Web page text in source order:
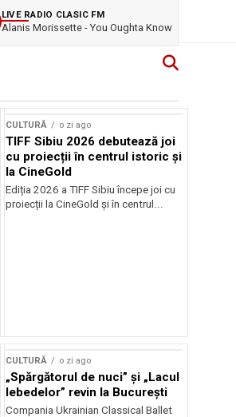
LIVE RADIO CLASIC FM
Alanis Morissette - You Oughta Know
CULTURĂ o zi ago
TIFF Sibiu 2026 debutează joi
cu proiecții în centrul istoric și
la CineGold
Ediția 2026 a TIFF Sibiu începe joi cu
proiecții la CineGold și în centrul...
CULTURĂ o zi ago
„Spărgătorul de nuci” și „Lacul
lebedelor” revin la București
Compania Ukrainian Classical Ballet